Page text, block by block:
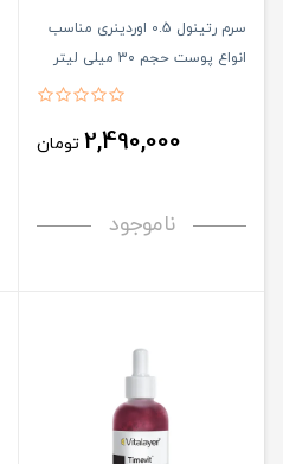
سرم رتینول 0.5 اوردینری مناسب
انواع پوست حجم 30 میلی لیتر
2,490,000 تومان
ناموجود